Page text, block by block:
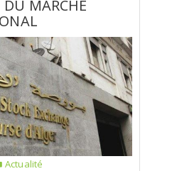
MARCHÉ
Actualité